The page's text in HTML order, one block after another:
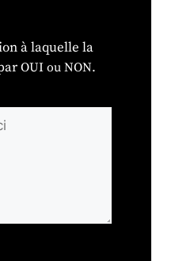
à laquelle la
OUI ou NON.